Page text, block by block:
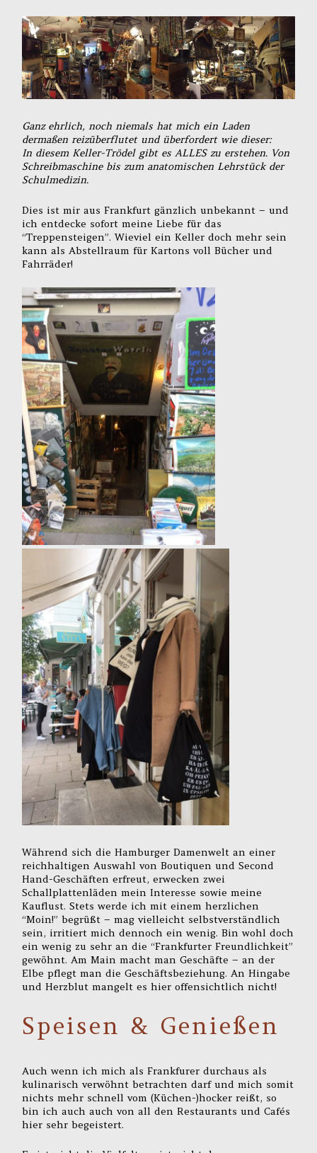
Ganz ehrlich, noch niemals hat mich ein Laden
dermaßen reizüberflutet und überfordert wie dieser:
In diesem Keller-Trödel gibt es ALLES zu erstehen. Von
Schreibmaschine bis zum anatomischen Lehrstück der
Schulmedizin.
Dies ist mir aus Frankfurt gänzlich unbekannt – und
ich entdecke sofort meine Liebe für das
“Treppensteigen”. Wieviel ein Keller doch mehr sein
kann als Abstellraum für Kartons voll Bücher und
Fahrräder!
Während sich die Hamburger Damenwelt an einer
reichhaltigen Auswahl von Boutiquen und Second
Hand-Geschäften erfreut, erwecken zwei
Schallplattenläden mein Interesse sowie meine
Kauflust. Stets werde ich mit einem herzlichen
“Moin!” begrüßt – mag vielleicht selbstverständlich
sein, irritiert mich dennoch ein wenig. Bin wohl doch
ein wenig zu sehr an die “Frankfurter Freundlichkeit”
gewöhnt. Am Main macht man Geschäfte – an der
Elbe pflegt man die Geschäftsbeziehung. An Hingabe
und Herzblut mangelt es hier offensichtlich nicht!
Speisen & Genießen
Auch wenn ich mich als Frankfurer durchaus als
kulinarisch verwöhnt betrachten darf und mich somit
nichts mehr schnell vom (Küchen-)hocker reißt, so
bin ich auch auch von all den Restaurants und Cafés
hier sehr begeistert.